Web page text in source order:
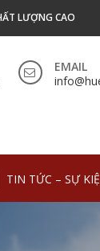
LƯỢNG CAO
EMAIL
TIN TỨC – SỰ